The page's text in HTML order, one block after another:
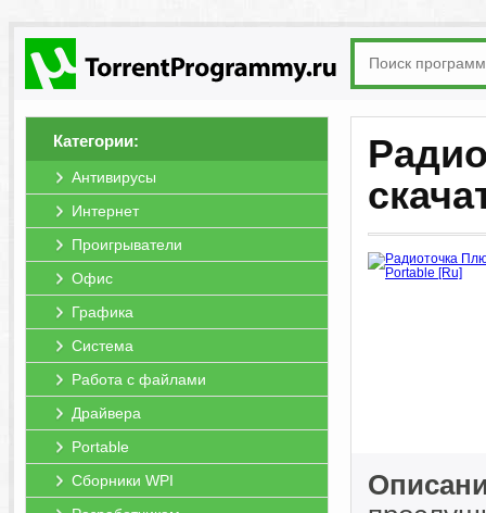
Категории:
Антивирусы
Интернет
Проигрыватели
Офис
Графика
Система
Работа с файлами
Драйвера
Portable
Сборники WPI